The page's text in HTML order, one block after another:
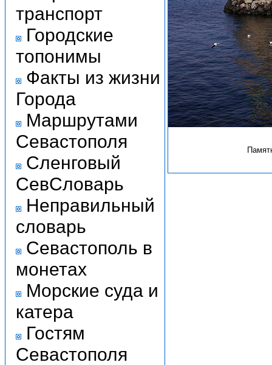
транспорт
Городские
топонимы
Факты из жизни
Города
Маршрутами
Севастополя
Сленговый
СевСловарь
Неправильный
словарь
Севастополь в
монетах
Морские суда и
катера
Гостям
Севастополя